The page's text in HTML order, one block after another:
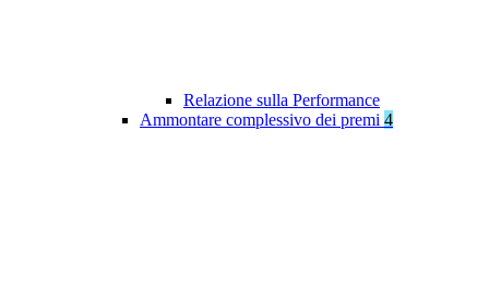
Relazione sulla Performance
Ammontare complessivo dei premi 4